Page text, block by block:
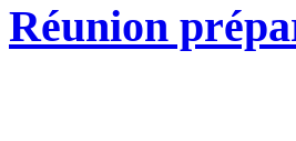
Réunion